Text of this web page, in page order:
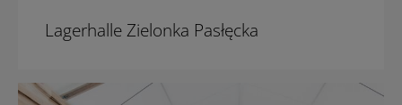
Lagerhalle Zielonka Pasłęcka